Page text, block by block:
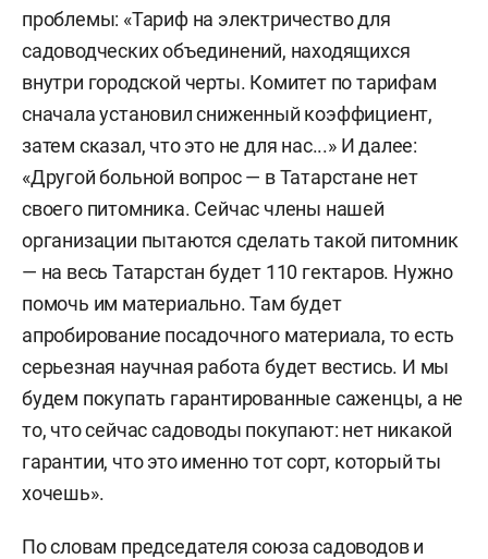
проблемы: «Тариф на электричество для
садоводческих объединений, находящихся
внутри городской черты. Комитет по тарифам
сначала установил сниженный коэффициент,
затем сказал, что это не для нас...» И далее:
«Другой больной вопрос — в Татарстане нет
своего питомника. Сейчас члены нашей
организации пытаются сделать такой питомник
— на весь Татарстан будет 110 гектаров. Нужно
помочь им материально. Там будет
апробирование посадочного материала, то есть
серьезная научная работа будет вестись. И мы
будем покупать гарантированные саженцы, а не
то, что сейчас садоводы покупают: нет никакой
гарантии, что это именно тот сорт, который ты
хочешь».
По словам председателя союза садоводов и